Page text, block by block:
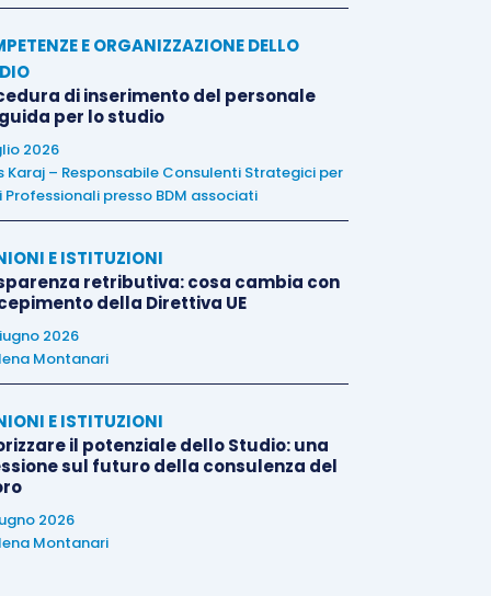
E ORGANIZZAZIONE DELLO
di inserimento del personale
per lo studio
2026
Karaj – Responsabile Consulenti Strategici per
Professionali presso BDM associati
E ISTITUZIONI
retributiva: cosa cambia con
della Direttiva UE
2026
Montanari
E ISTITUZIONI
il potenziale dello Studio: una
sul futuro della consulenza del
2026
Montanari